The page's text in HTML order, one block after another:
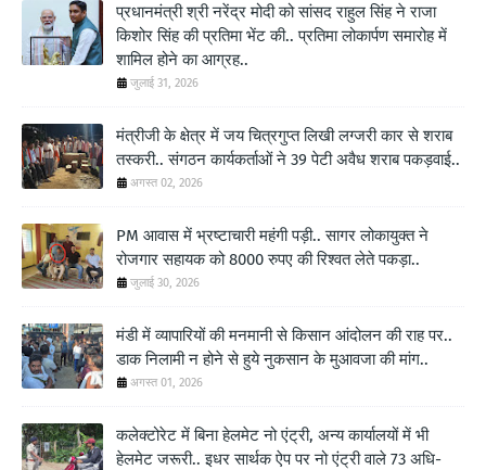
प्रधानमंत्री श्री नरेंद्र मोदी को सांसद राहुल सिंह ने राजा
किशोर सिंह की प्रतिमा भेंट की.. प्रतिमा लोकार्पण समारोह में
शामिल होने का आग्रह..
जुलाई 31, 2026
मंत्रीजी के क्षेत्र में जय चित्रगुप्त लिखी लग्जरी कार से शराब
तस्करी.. संगठन कार्यकर्ताओं ने 39 पेटी अवैध शराब पकड़वाई..
अगस्त 02, 2026
PM आवास में भ्रष्टाचारी महंगी पड़ी.. सागर लोकायुक्त ने
रोजगार सहायक को 8000 रुपए की रिश्वत लेते पकड़ा..
जुलाई 30, 2026
मंडी में व्यापारियों की मनमानी से किसान आंदोलन की राह पर..
डाक निलामी न होने से हुये नुकसान के मुआवजा की मांग..
अगस्त 01, 2026
कलेक्टोरेट में बिना हेलमेट नो एंट्री, अन्य कार्यालयों में भी
हेलमेट जरूरी.. इधर सार्थक ऐप पर नो एंट्री वाले 73 अधि-